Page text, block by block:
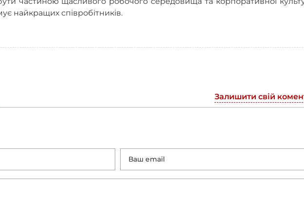
найкращих співробітників.
Залишити свій